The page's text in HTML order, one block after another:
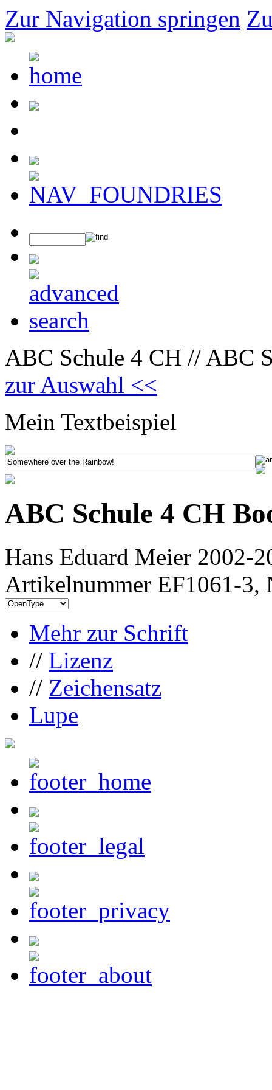
Zur Navigation springen
ABC Schule 4 CH // ABC
zur Auswahl <<
Mein Textbeispiel
ABC Schule 4 CH
Hans Eduard Meier 2002-
Artikelnummer EF1061-3,
Mehr zur Schrift
// Lizenz
// Zeichensatz
Lupe